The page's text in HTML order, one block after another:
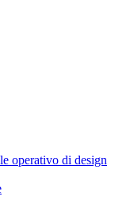
operativo di design